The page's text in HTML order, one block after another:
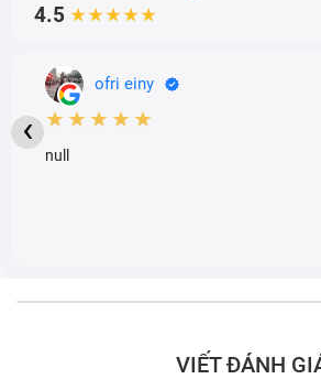
4.5 ★★★★★
ofri einy
★★★★★
null
‹
VIẾT ĐÁNH